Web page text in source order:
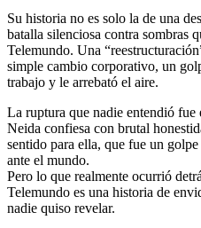
Su historia no es solo la de una
batalla silenciosa contra sombras
Telemundo. Una
simple cambio corporativo, un
trabajo y le arrebató el aire.
La ruptura que nadie entendió
Neida confiesa con brutal
sentido para ella, que fue un
ante el mundo.
Pero lo que realmente ocurrió
Telemundo es una historia de
nadie quiso revelar.